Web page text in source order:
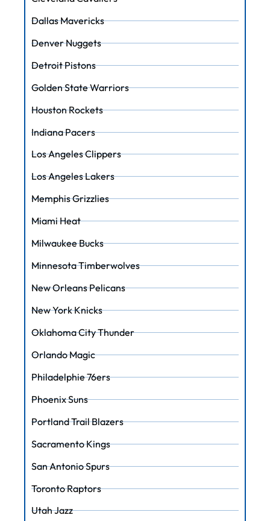
Dallas Mavericks
Denver Nuggets
Detroit Pistons
Golden State Warriors
Houston Rockets
Indiana Pacers
Los Angeles Clippers
Los Angeles Lakers
Memphis Grizzlies
Miami Heat
Milwaukee Bucks
Minnesota Timberwolves
New Orleans Pelicans
New York Knicks
Oklahoma City Thunder
Orlando Magic
Philadelphie 76ers
Phoenix Suns
Portland Trail Blazers
Sacramento Kings
San Antonio Spurs
Toronto Raptors
Utah Jazz